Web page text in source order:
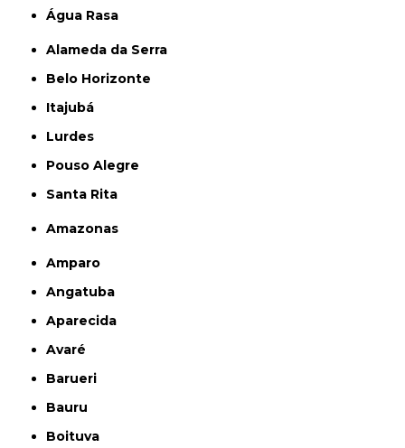
Água Rasa
Alameda da Serra
Belo Horizonte
Itajubá
Lurdes
Pouso Alegre
Santa Rita
Amazonas
Amparo
Angatuba
Aparecida
Avaré
Barueri
Bauru
Boituva